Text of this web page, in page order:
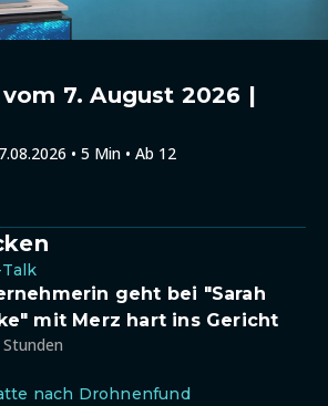
7. August 2026 |
• 5 Min • Ab 12
geht bei "Sarah
mit Merz hart ins Gericht
nach Drohnenfund